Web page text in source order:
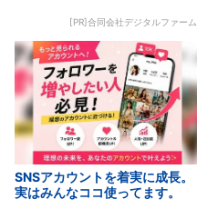
[PR]合同会社デジタルファーム
SNSアカウントを着実に成長。
実はみんなココ使ってます。